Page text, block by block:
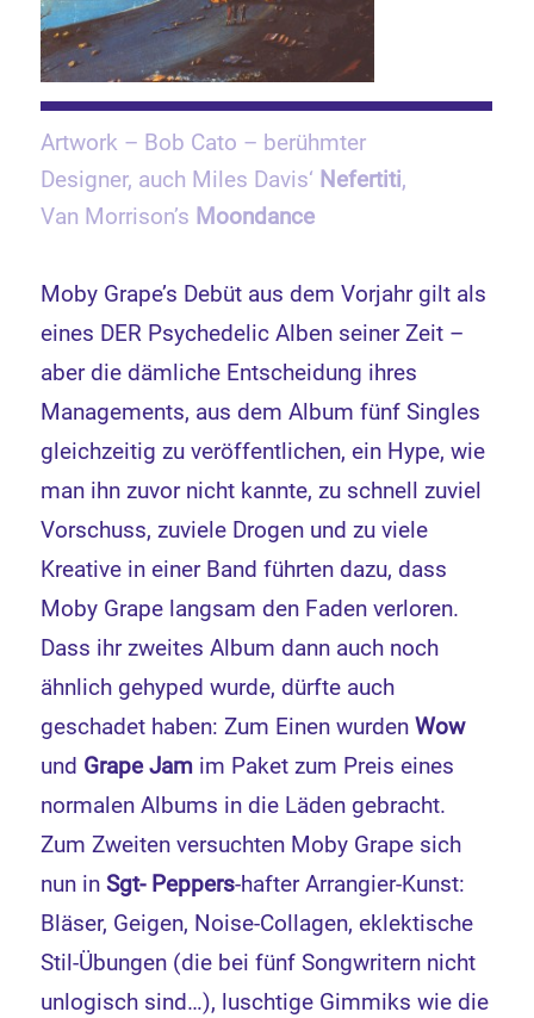
Artwork – Bob Cato – berühmter
Designer, auch Miles Davis‘ Nefertiti,
Van Morrison’s Moondance
Moby Grape’s Debüt aus dem Vorjahr gilt als
eines DER Psychedelic Alben seiner Zeit –
aber die dämliche Entscheidung ihres
Managements, aus dem Album fünf Singles
gleichzeitig zu veröffentlichen, ein Hype, wie
man ihn zuvor nicht kannte, zu schnell zuviel
Vorschuss, zuviele Drogen und zu viele
Kreative in einer Band führten dazu, dass
Moby Grape langsam den Faden verloren.
Dass ihr zweites Album dann auch noch
ähnlich gehyped wurde, dürfte auch
geschadet haben: Zum Einen wurdenWow
und Grape Jam im Paket zum Preis eines
normalen Albums in die Läden gebracht.
Zum Zweiten versuchten Moby Grape sich
nun inSgt- Peppers-hafter Arrangier-Kunst:
Bläser, Geigen, Noise-Collagen, eklektische
Stil-Übungen (die bei fünf Songwritern nicht
unlogisch sind…), luschtige Gimmiks wie die